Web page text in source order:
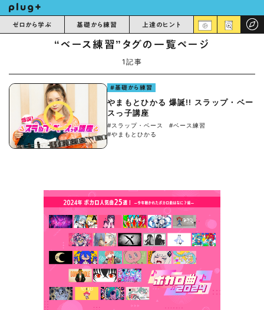
ゼロから学ぶ 基礎から練習 上達のヒント
“ベース練習”タグの一覧ページ
1記事
#基礎から練習
やまもとひかる 爆誕!! スラップ・ベー
スっ子講座
#スラップ・ベース
#ベース練習
#やまもとひかる